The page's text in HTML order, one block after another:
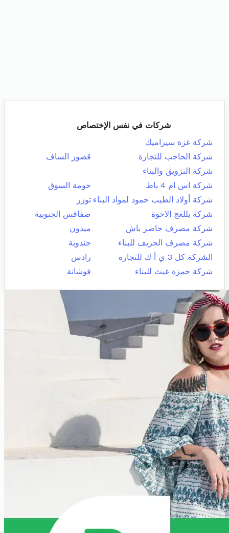
شركات في نفس الإختصاص
شركة غزة سيراميك
شركة الحاجب للتجارة
قصور الساف
شركة التزويق والبناء
شركة اس ام 4 باط
حومة السوق
شركة أولاد الطيب حمود لمواد البناء توزر
شركة بللعج الاخوة
صفاقس الجنوبية
شركة مصرف حاضر باش
ميدون
شركة مصرف الجريف للبناء
جندوبة
الشركة كل 3 ي أ ك للتجارة
رادس
شركة حمزة غيث للبناء
فوشانة